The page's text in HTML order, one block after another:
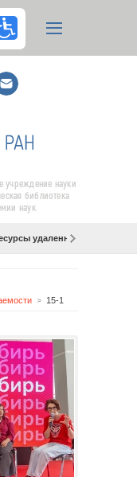
учреждение науки
библиотека
наук
удаленного доступа
15-1